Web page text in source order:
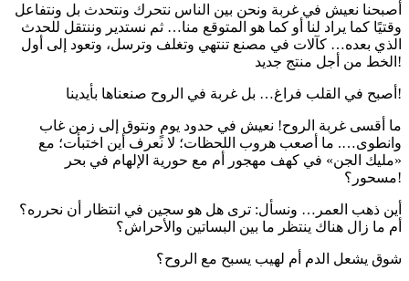
أصبحنا نعيش في غربة ونحن بين الناس نتحرك ونتحدث بل ونتفاعل
وقتيًا كما يراد لنا أو كما هو المتوقع منا… ثم نستدير وننتقل للحدث
الذي بعده… كآلات في مصنع تنتهي وتغلف وترسل، وتعود إلى أول
الخط من أجل منتج جديد!
أصبح في القلب فراغ… بل غربة في الروح صنعناها بأيدينا!
ما أقسى غربة الروح! نعيش في حدود يومٍ ونتوق إلى زمن غاب
وانطوى…. ما أصعب هروب اللحظات؛ لا نعرف أين اختبأت؛ مع
«مليك الجن» في كهف مهجور أم مع حورية الإلهام في بحر
مسحور؟!
أين ذهب العمر… ونسأل: ترى هل هو سجين في انتظار أن نحرره؟
أم ما زال هناك ينتظر ما بين البساتين والأحراش؟
شوق يشعل الدم أم لهيب يسبح مع الروح؟